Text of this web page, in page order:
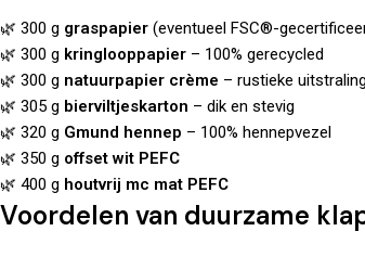
🌿 300 g graspapier (eventueel FSC®-
🌿 300 g kringlooppapier – 100% gerecycled
🌿 300 g natuurpapier crème – rustieke uitstraling
🌿 305 g bierviltjeskarton – dik en stevig
🌿 320 g Gmund hennep – 100% hennepvezel
🌿 350 g offset wit PEFC
🌿 400 g houtvrij mc mat PEFC
Voordelen van duurzame